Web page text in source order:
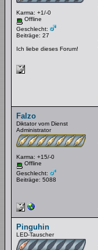
Karma: +1/-0
Offline
Geschlecht:
Beiträge: 27
Ich liebe dieses Forum!
Falzo
Diktator vom Dienst
Administrator
Karma: +15/-0
Offline
Geschlecht:
Beiträge: 5088
Pinguhin
LED-Tauscher